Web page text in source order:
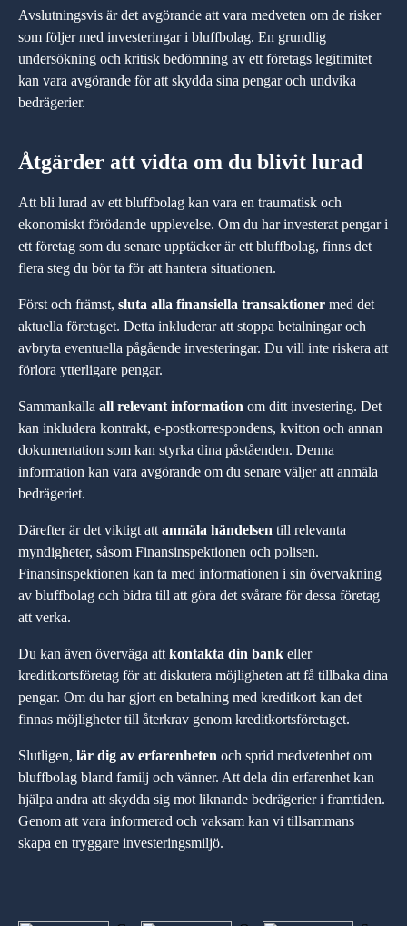
Avslutningsvis är det avgörande att vara medveten om de risker
som följer med investeringar i bluffbolag. En grundlig
undersökning och kritisk bedömning av ett företags legitimitet
kan vara avgörande för att skydda sina pengar och undvika
bedrägerier.
Åtgärder att vidta om du blivit lurad
Att bli lurad av ett bluffbolag kan vara en traumatisk och
ekonomiskt förödande upplevelse. Om du har investerat pengar i
ett företag som du senare upptäcker är ett bluffbolag, finns det
flera steg du bör ta för att hantera situationen.
Först och främst, sluta alla finansiella transaktioner med det
aktuella företaget. Detta inkluderar att stoppa betalningar och
avbryta eventuella pågående investeringar. Du vill inte riskera att
förlora ytterligare pengar.
Sammankalla all relevant information om ditt investering. Det
kan inkludera kontrakt, e-postkorrespondens, kvitton och annan
dokumentation som kan styrka dina påståenden. Denna
information kan vara avgörande om du senare väljer att anmäla
bedrägeriet.
Därefter är det viktigt attanmäla händelsen till relevanta
myndigheter, såsom Finansinspektionen och polisen.
Finansinspektionen kan ta med informationen i sin övervakning
av bluffbolag och bidra till att göra det svårare för dessa företag
att verka.
Du kan även överväga attkontakta din bank eller
kreditkortsföretag för att diskutera möjligheten att få tillbaka dina
pengar. Om du har gjort en betalning med kreditkort kan det
finnas möjligheter till återkrav genom kreditkortsföretaget.
Slutligen, lär dig av erfarenheten och sprid medvetenhet om
bluffbolag bland familj och vänner. Att dela din erfarenhet kan
hjälpa andra att skydda sig mot liknande bedrägerier i framtiden.
Genom att vara informerad och vaksam kan vi tillsammans
skapa en tryggare investeringsmiljö.